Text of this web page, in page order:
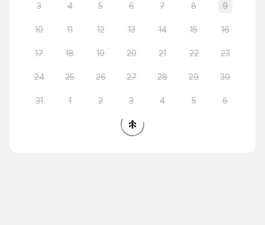
3 4 5 6 7 8 9
10 11 12 13 14 15 16
17 18 19 20 21 22 23
24 25 26 27 28 29 30
31 1 2 3 4 5 6